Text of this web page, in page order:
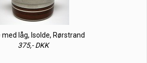
med låg, Isolde, Rørstrand
375,- DKK